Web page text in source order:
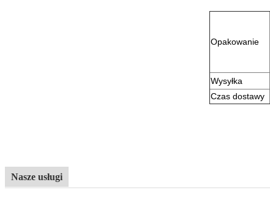
Opakowanie
Wysyłka
Czas dostawy
Nasze usługi